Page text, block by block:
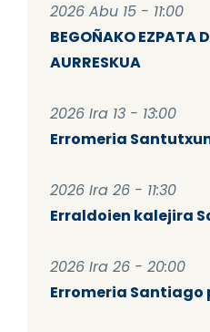
2026 Abu 15 - 11:00
BEGOÑAKO EZPATA
AURRESKUA
2026 Ira 13 - 13:00
Erromeria
2026 Ira 26 - 11:30
Erraldoien kalejira
2026 Ira 26 - 20:00
Erromeria Santiago